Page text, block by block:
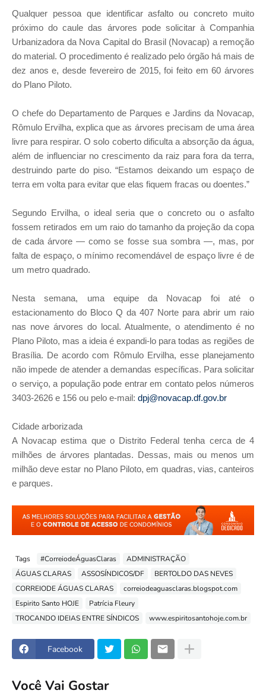
Qualquer pessoa que identificar asfalto ou concreto muito
próximo do caule das árvores pode solicitar à Companhia
Urbanizadora da Nova Capital do Brasil (Novacap) a remoção
do material. O procedimento é realizado pelo órgão há mais de
dez anos e, desde fevereiro de 2015, foi feito em 60 árvores
do Plano Piloto.
O chefe do Departamento de Parques e Jardins da Novacap,
Rômulo Ervilha, explica que as árvores precisam de uma área
livre para respirar. O solo coberto dificulta a absorção da água,
além de influenciar no crescimento da raiz para fora da terra,
destruindo parte do piso. “Estamos deixando um espaço de
terra em volta para evitar que elas fiquem fracas ou doentes.”
Segundo Ervilha, o ideal seria que o concreto ou o asfalto
fossem retirados em um raio do tamanho da projeção da copa
de cada árvore — como se fosse sua sombra —, mas, por
falta de espaço, o mínimo recomendável de espaço livre é de
um metro quadrado.
Nesta semana, uma equipe da Novacap foi até o
estacionamento do Bloco Q da 407 Norte para abrir um raio
nas nove árvores do local. Atualmente, o atendimento é no
Plano Piloto, mas a ideia é expandi-lo para todas as regiões de
Brasília. De acordo com Rômulo Ervilha, esse planejamento
não impede de atender a demandas específicas. Para solicitar
o serviço, a população pode entrar em contato pelos números
3403-2626 e 156 ou pelo e-mail: dpj@novacap.df.gov.br
Cidade arborizada
A Novacap estima que o Distrito Federal tenha cerca de 4
milhões de árvores plantadas. Dessas, mais ou menos um
milhão deve estar no Plano Piloto, em quadras, vias, canteiros
e parques.
Tags #CorreiodeÁguasClaras
ADMINISTRAÇÃO
ÁGUAS CLARAS
ASSOSÍNDICOS/DF
BERTOLDO DAS NEVES
CORREIODE ÁGUAS CLARAS
correiodeaguasclaras.blogspot.com
Espirito Santo HOJE
Patrícia Fleury
TROCANDO IDEIAS ENTRE SÍNDICOS
www.espiritosantohoje.com.br
Facebook
Você Vai Gostar